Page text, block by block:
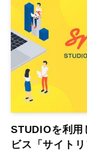
STUDIOを利用
ビス「サイト